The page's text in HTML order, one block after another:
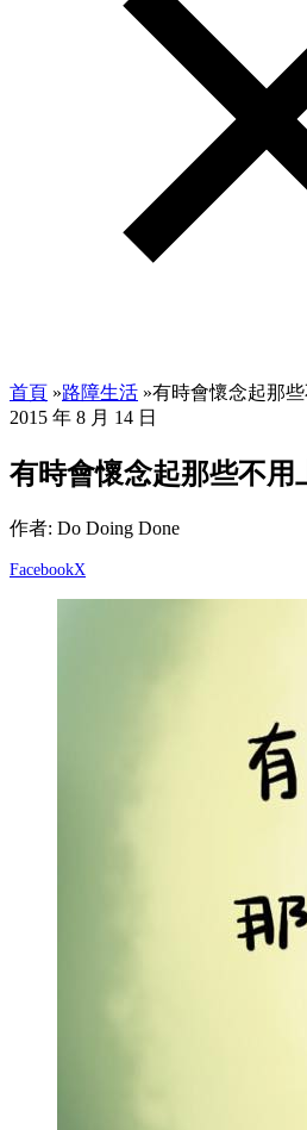
首頁 »路障生活 »有時會懷念起那
2015 年 8 月 14 日
有時會懷念起那些不
作者: Do Doing Done
FacebookX